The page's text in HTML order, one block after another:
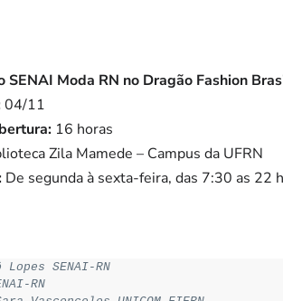
SENAI Moda RN no Dragão Fashion
04/11
16 horas
Zila Mamede – Campus da UFRN
De segunda à sexta-feira, das 7:30 as 22
SENAI-RN
RN